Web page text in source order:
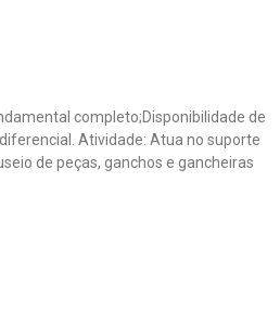
completo;Disponibilidade de
Atividade: Atua no suporte
de peças, ganchos e gancheiras